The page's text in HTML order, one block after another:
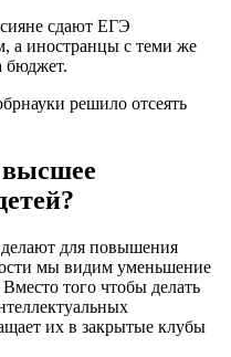
сдают ЕГЭ
а иностранцы с теми же
бюджет.
делают для повышения
мы видим уменьшение
того чтобы делать
их в закрытые клубы